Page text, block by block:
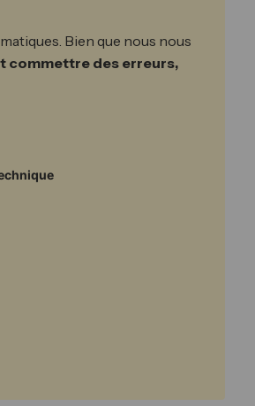
Bien que nous nous
commettre des erreurs,